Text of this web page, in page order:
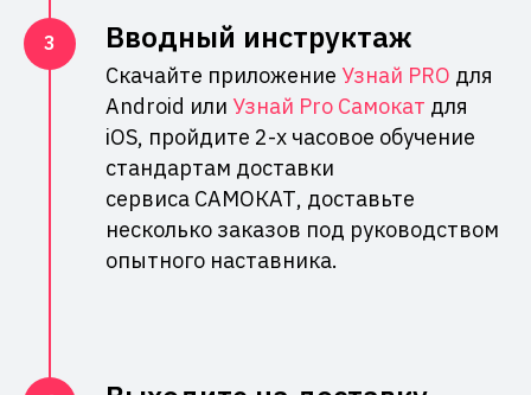
Вводный инструктаж
Скачайте приложение Узнай PRO для
Android или Узнай Pro Самокат для
iOS, пройдите 2-х часовое обучение
стандартам доставки
сервиса САМОКАТ, доставьте
несколько заказов под руководством
опытного наставника.